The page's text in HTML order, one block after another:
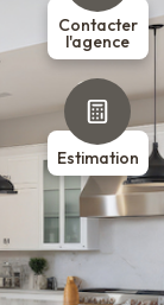
Contacter
l'agence
Estimation